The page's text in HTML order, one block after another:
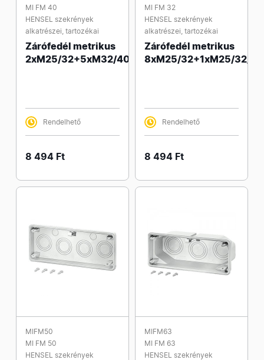
MI FM 40
HENSEL szekrények
alkatrészei, tartozékai
Zárófedél metrikus
2xM25/32+5xM32/40
Rendelhető
8 494 Ft
MI FM 32
HENSEL szekrények
alkatrészei, tartozékai
Zárófedél metrikus
8xM25/32+1xM25/32/40
Rendelhető
8 494 Ft
MIFM50
MI FM 50
HENSEL szekrények
MIFM63
MI FM 63
HENSEL szekrények